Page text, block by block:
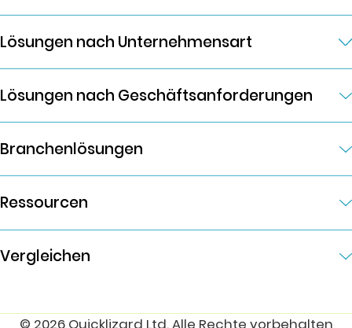
Lösungen nach Unternehmensart
Lösungen nach Geschäftsanforderungen
Branchenlösungen
Ressourcen
Vergleichen
© 2026 Quicklizard Ltd. Alle Rechte vorbehalten